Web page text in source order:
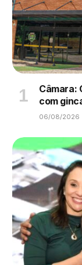
Câmara:
com
06/08/2026